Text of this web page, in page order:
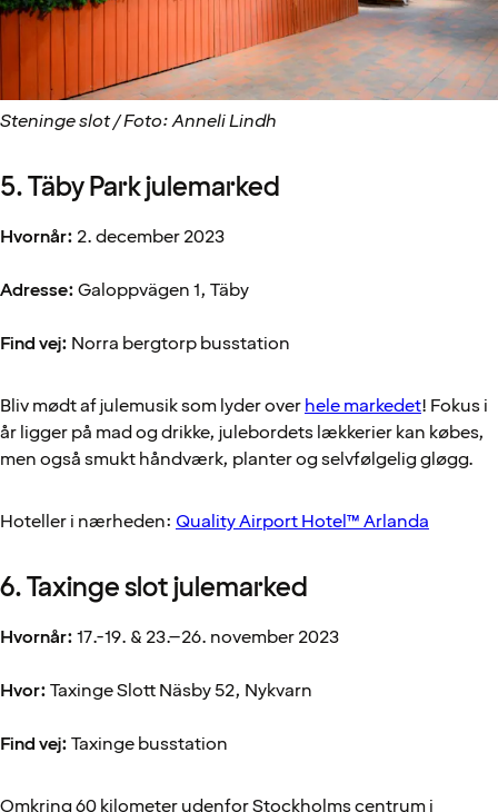
Steninge slot / Foto: Anneli Lindh
5. Täby Park julemarked
Hvornår: 2. december 2023
Adresse:Galoppvägen 1, Täby
Find vej: Norra bergtorp busstation
Bliv mødt af julemusik som lyder overhele markedet! Fokus i
år ligger på mad og drikke, julebordets lækkerier kan købes,
men også smukt håndværk, planter og selvfølgelig gløgg.
Hoteller i nærheden: Quality Airport Hotel™ Arlanda
6. Taxinge slot julemarked
Hvornår:17.-19. & 23.–26. november 2023
Hvor:Taxinge Slott Näsby 52, Nykvarn
Find vej:Taxinge busstation
Omkring 60 kilometer udenfor Stockholms centrum i